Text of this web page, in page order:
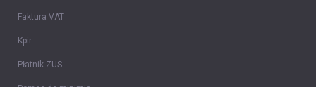
Faktura VAT
Kpir
Płatnik ZUS